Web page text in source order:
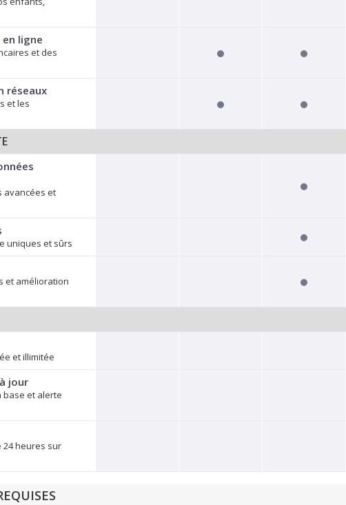
ligne
et des
réseaux
et les
avancées et
uniques et sûrs
et amélioration
et illimitée
jour
base et alerte
24 heures sur